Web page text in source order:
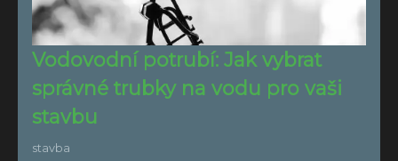
Vodovodní potrubí: Jak vybrat
správné trubky na vodu pro vaši
stavbu
stavba